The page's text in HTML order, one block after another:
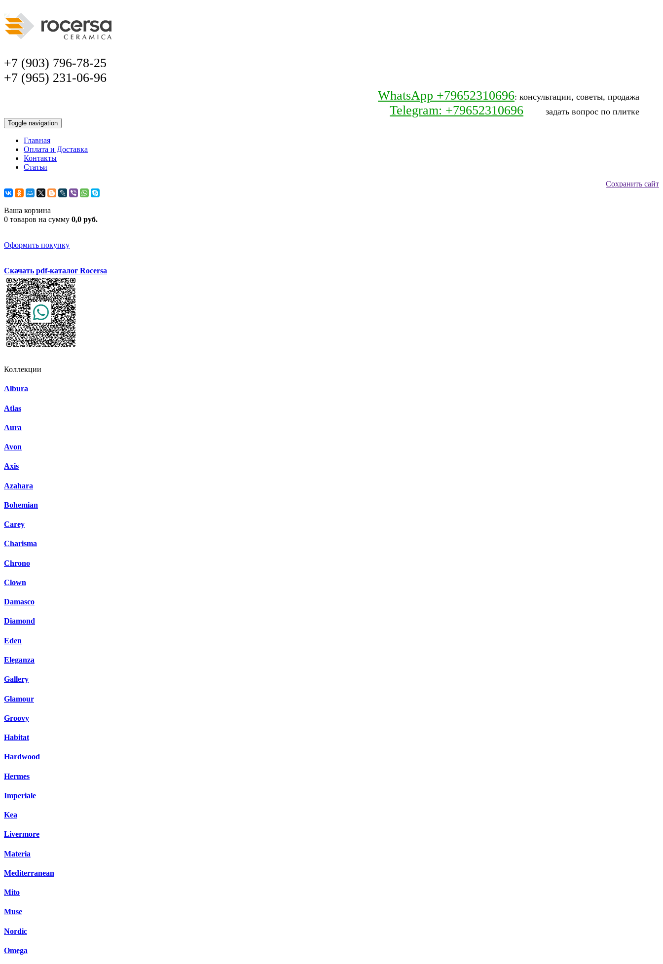
+7 (903) 796-78-25
+7 (965) 231-06-96
WhatsApp +79652310696: консультации, советы, продажа
Telegram: +79652310696 задать вопрос по плитке
Toggle navigation
Главная
Оплата и Доставка
Контакты
Статьи
Сохранить сайт
Ваша корзина
0 товаров на сумму 0,0 руб.
Оформить покупку
Скачать pdf-каталог Rocersa
Коллекции
Albura
Atlas
Aura
Avon
Axis
Azahara
Bohemian
Carey
Charisma
Chrono
Clown
Damasco
Diamond
Eden
Eleganza
Gallery
Glamour
Groovy
Habitat
Hardwood
Hermes
Imperiale
Kea
Livermore
Materia
Mediterranean
Mito
Muse
Nordic
Omega